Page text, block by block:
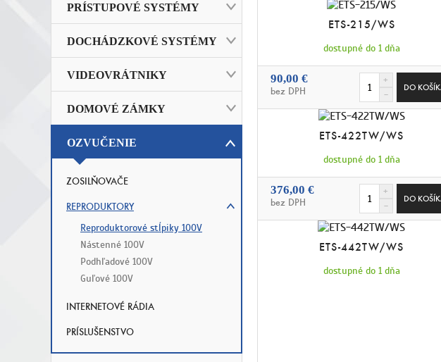
PRÍSTUPOVÉ SYSTÉMY
DOCHÁDZKOVÉ SYSTÉMY
VIDEOVRÁTNIKY
DOMOVÉ ZÁMKY
OZVUČENIE
ZOSILŇOVAČE
REPRODUKTORY
Reproduktorové stĺpiky 100V
Nástenné 100V
Podhľadové 100V
Guľové 100V
INTERNETOVÉ RÁDIA
PRÍSLUŠENSTVO
ETS-215/WS
dostupné do 1 dňa
90,00 €
bez DPH
ETS-422TW/WS
dostupné do 1 dňa
376,00 €
bez DPH
ETS-442TW/WS
dostupné do 1 dňa